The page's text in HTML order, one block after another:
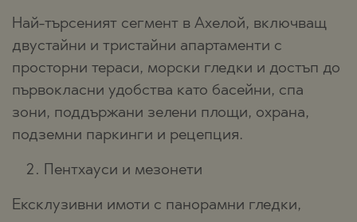
Най-търсеният сегмент в Ахелой, включващ
двустайни и тристайни апартаменти с
просторни тераси, морски гледки и достъп до
първокласни удобства като басейни, спа
зони, поддържани зелени площи, охрана,
подземни паркинги и рецепция.
Пентхауси и мезонети
Ексклузивни имоти с панорамни гледки,